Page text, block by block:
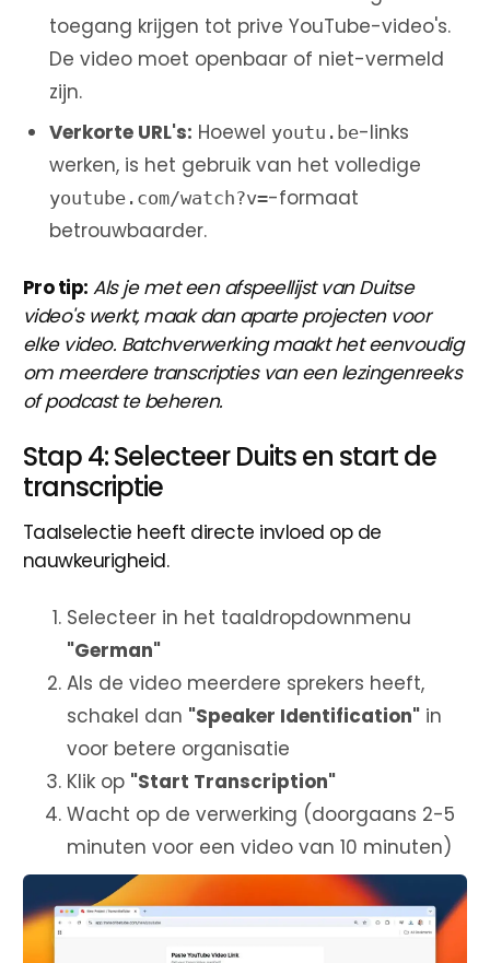
toegang krijgen tot prive YouTube-video's.
De video moet openbaar of niet-vermeld
zijn.
Verkorte URL's: Hoewel youtu.be-links
werken, is het gebruik van het volledige
youtube.com/watch?v=-formaat
betrouwbaarder.
Pro tip: Als je met een afspeellijst van Duitse
video's werkt, maak dan aparte projecten voor
elke video. Batchverwerking maakt het eenvoudig
om meerdere transcripties van een lezingenreeks
of podcast te beheren.
Stap 4: Selecteer Duits en start de
transcriptie
Taalselectie heeft directe invloed op de
nauwkeurigheid.
Selecteer in het taaldropdownmenu
"German"
Als de video meerdere sprekers heeft,
schakel dan "Speaker Identification" in
voor betere organisatie
Klik op "Start Transcription"
Wacht op de verwerking (doorgaans 2-5
minuten voor een video van 10 minuten)